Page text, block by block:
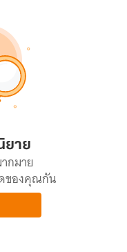
ยาย
กมาย
ของคุณกัน